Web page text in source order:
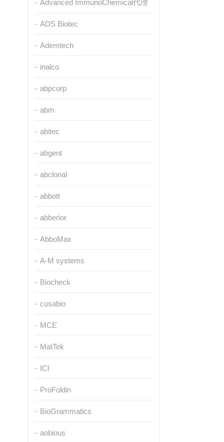
Advanced ImmunoChemical代理
ADS Biotec
Ademtech
inalco
abpcorp
abm
abitec
abgent
abclonal
abbott
abberior
AbboMax
A-M systems
Biocheck
cusabio
MCE
MatTek
ICl
ProFoldin
BioGrammatics
aobious